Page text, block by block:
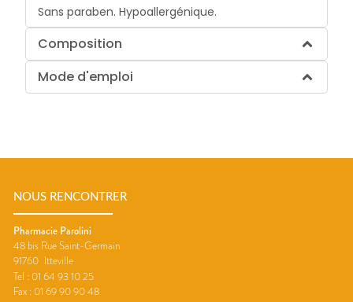
Sans paraben. Hypoallergénique.
Composition
Mode d'emploi
NOUS RENCONTRER
Pharmacie Parolini
48 bis Rue Saint-Germain
91760 Itteville
Tel : 01 64 93 10 25
Fax : 01 69 90 90 48